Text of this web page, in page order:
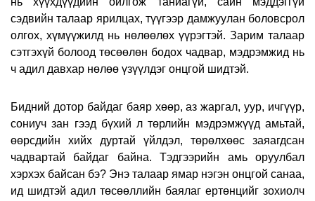
сэдвийн талаар ярилцах, түүгээр дамжуулан боловсрол
олгох, хүмүүжилд нь нөлөөлөх үүрэгтэй. Зарим талаар
сэтгэхүй болоод төсөөлөн бодох чадвар, мэдрэмжид нь
ч адил давхар нөлөө үзүүлдэг онцгой шидтэй.
Бидний дотор байдаг баяр хөөр, аз жаргал, уур, ичгүүр,
сониуч зан гээд бүхий л төрлийн мэдрэмжүүд амьтай,
өөрсдийн хийх дуртай үйлдэл, төрөлхөөс заяагдсан
чадвартай байдаг байна. Тэдгээрийн амь оруулбал
хэрхэх байсан бэ? Энэ талаар ямар нэгэн онцгой санаа,
ид шидтэй адил төсөөллийн баялаг ертөнцийг зохиолч